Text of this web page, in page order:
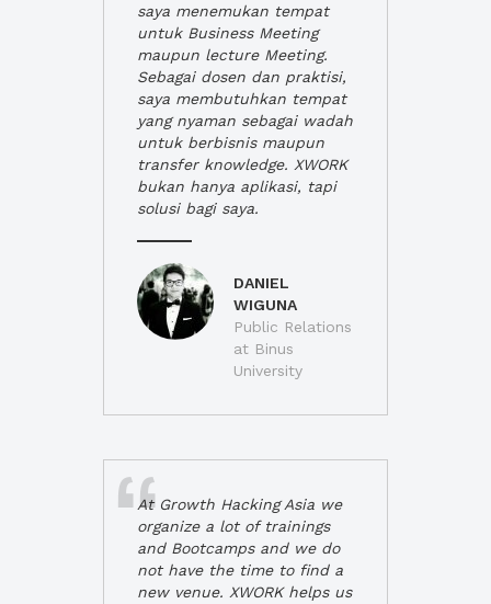
saya menemukan tempat
untuk Business Meeting
maupun lecture Meeting.
Sebagai dosen dan praktisi,
saya membutuhkan tempat
yang nyaman sebagai wadah
untuk berbisnis maupun
transfer knowledge. XWORK
bukan hanya aplikasi, tapi
solusi bagi saya.
DANIEL
WIGUNA
Public Relations
at Binus
University
At Growth Hacking Asia we
organize a lot of trainings
and Bootcamps and we do
not have the time to find a
new venue. XWORK helps us